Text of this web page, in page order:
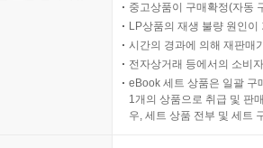
중고상품이 구매확정(자동
LP상품의 재생 불량 원인
시간의 경과에 의해 재판매
전자상거래 등에서의 소비
eBook 세트 상품은 일괄 구
1개의 상품으로 취급 및 판
우, 세트 상품 전부 및 세트